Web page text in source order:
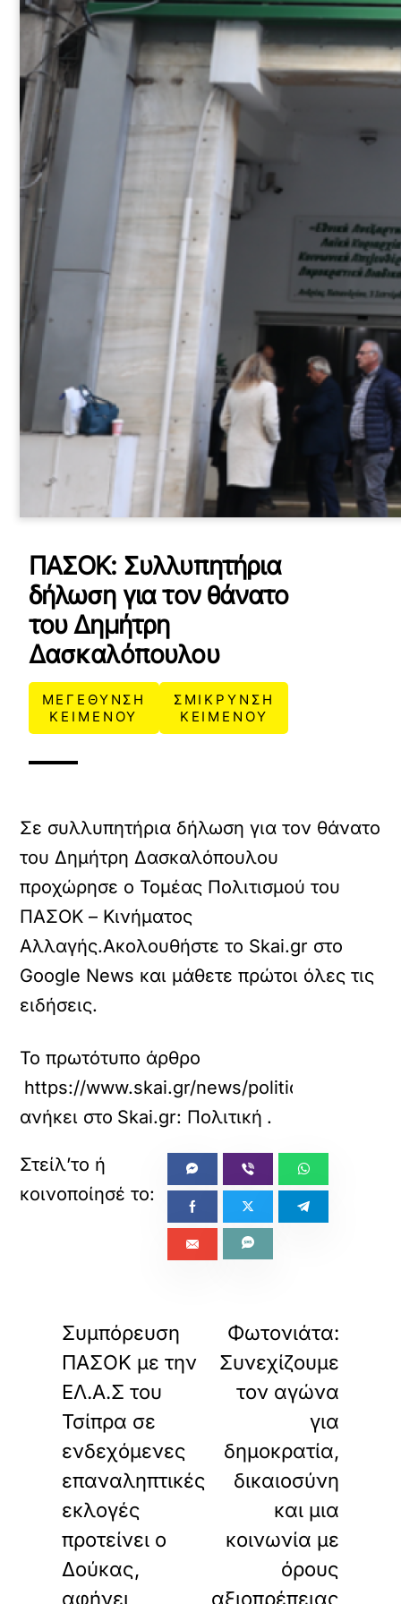
ΠΑΣΟΚ: Συλλυπητήρια
δήλωση για τον θάνατο
του Δημήτρη
Δασκαλόπουλου
ΜΕΓΕΘΥΝΣΗ
ΚΕΙΜΕΝΟΥ
ΣΜΙΚΡΥΝΣΗ
ΚΕΙΜΕΝΟΥ
Σε συλλυπητήρια δήλωση για τον θάνατο
του Δημήτρη Δασκαλόπουλου
προχώρησε ο Τομέας Πολιτισμού του
ΠΑΣΟΚ – Κινήματος
Αλλαγής.Ακολουθήστε το Skai.gr στο
Google News και μάθετε πρώτοι όλες τις
ειδήσεις.
Το πρωτότυπο άρθρο
https://www.skai.gr/news/politics/pasok-
ανήκει στο Skai.gr: Πολιτική .
Συμπόρευση
ΠΑΣΟΚ με την
ΕΛ.Α.Σ του
Τσίπρα σε
ενδεχόμενες
επαναληπτικές
εκλογές
προτείνει ο
Δούκας,
αφήνει
Φωτονιάτα:
Συνεχίζουμε
τον αγώνα
για
δημοκρατία,
δικαιοσύνη
και μια
κοινωνία με
όρους
αξιοπρέπειας